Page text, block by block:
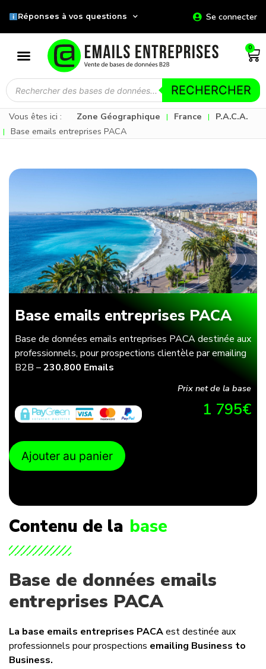
Réponses à vos questions Se connecter
0
RECHERCHER
Vous êtes ici : Zone Géographique | France | P.A.C.A.
| Base emails entreprises PACA
Base emails entreprises PACA
Base de données emails entreprises PACA destinée aux
professionnels, pour prospections clientèle par emailing
B2B –230.800 Emails
Prix net de la base
1 795€
Ajouter au panier
Contenu de la base
Base de données emails
entreprises PACA
La base emails entreprises PACAest destinée aux
professionnels pour prospections emailing Business to
Business.